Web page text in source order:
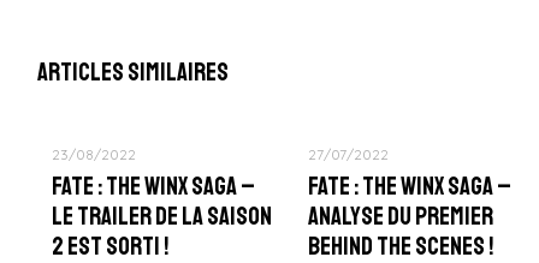
Articles similaires
23/08/2022
Fate : The Winx Saga –
Le Trailer de la Saison
2 est sorti !
27/07/2022
Fate : The Winx Saga –
Analyse du Premier
Behind The Scenes !